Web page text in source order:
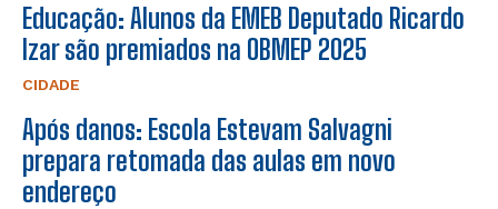
Educação: Alunos da EMEB Deputado Ricardo
Izar são premiados na OBMEP 2025
CIDADE
Após danos: Escola Estevam Salvagni
prepara retomada das aulas em novo
endereço